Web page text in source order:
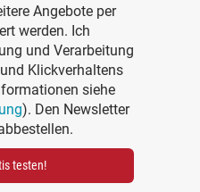
Angebote per
werden. Ich
und Verarbeitung
Klickverhaltens
siehe
). Den Newsletter
testen!